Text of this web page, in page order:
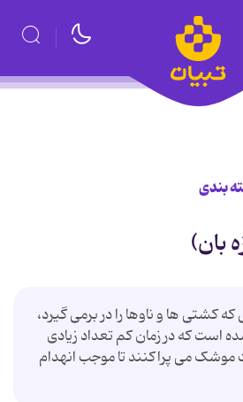
بندی
بان)
که کشتی ها و ناوها را در برمی گیرد،
است که در زمان کم تعداد زیادی
موشک می پراکنند تا موجب انهدام